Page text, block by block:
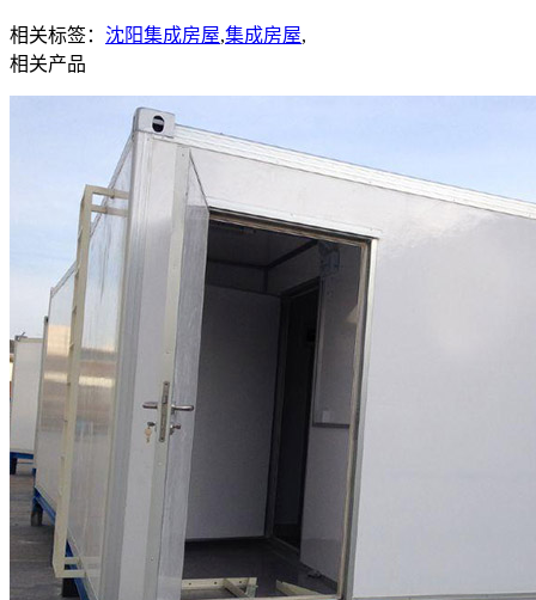
相关标签： 沈阳集成房屋,集成房屋,
相关产品